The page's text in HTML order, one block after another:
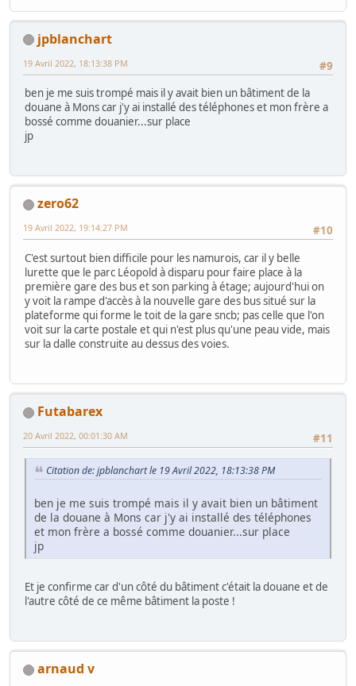
jpblanchart
#9
19 Avril 2022, 18:13:38 PM
ben je me suis trompé mais il y avait bien un bâtiment de la
douane à Mons car j'y ai installé des téléphones et mon frère a
bossé comme douanier...sur place
jp
zero62
#10
19 Avril 2022, 19:14:27 PM
C'est surtout bien difficile pour les namurois, car il y belle
lurette que le parc Léopold à disparu pour faire place à la
première gare des bus et son parking à étage; aujourd'hui on
y voit la rampe d'accès à la nouvelle gare des bus situé sur la
plateforme qui forme le toit de la gare sncb; pas celle que l'on
voit sur la carte postale et qui n'est plus qu'une peau vide, mais
sur la dalle construite au dessus des voies.
Futabarex
#11
20 Avril 2022, 00:01:30 AM
Citation de: jpblanchart le 19 Avril 2022, 18:13:38 PM
ben je me suis trompé mais il y avait bien un bâtiment
de la douane à Mons car j'y ai installé des téléphones
et mon frère a bossé comme douanier...sur place
jp
Et je confirme car d'un côté du bâtiment c'était la douane et de
l'autre côté de ce même bâtiment la poste !
arnaud v